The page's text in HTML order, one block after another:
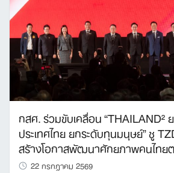
กสศ. ร่วมขับเคลื่อน “THAILAND²
ประเทศไทย ยกระดับทุนมนุษย์” ชู
สร้างโอกาสพัฒนาศักยภาพคนไทย
22 กรกฎาคม 2569